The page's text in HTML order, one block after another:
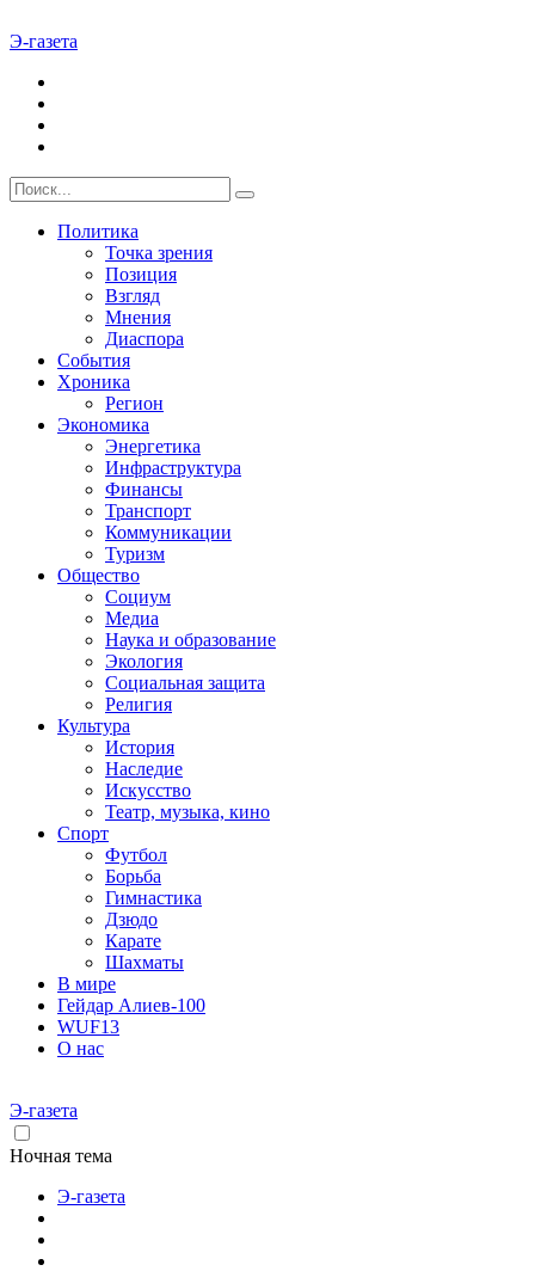
Э-газета
Политика
Точка зрения
Позиция
Взгляд
Мнения
Диаспора
События
Хроника
Регион
Экономика
Энергетика
Инфраструктура
Финансы
Транспорт
Коммуникации
Туризм
Общество
Социум
Медиа
Наука и образование
Экология
Социальная защита
Религия
Культура
История
Наследие
Искусство
Театр, музыка, кино
Спорт
Футбол
Борьба
Гимнастика
Дзюдо
Карате
Шахматы
В мире
Гейдар Алиев-100
WUF13
О нас
Э-газета
Ночная тема
Э-газета